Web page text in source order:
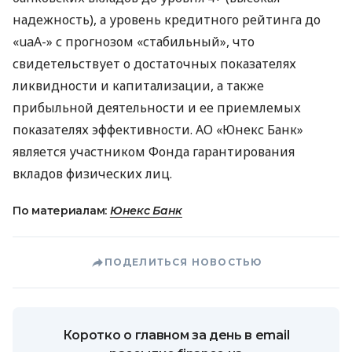
надежность), а уровень кредитного рейтинга до
«uaА-» с прогнозом «стабильный», что
свидетельствует о достаточных показателях
ликвидности и капитализации, а также
прибыльной деятельности и ее приемлемых
показателях эффективности. АО «Юнекс Банк»
является участником Фонда гарантирования
вкладов физических лиц.
По материалам: Юнекс Банк
ПОДЕЛИТЬСЯ НОВОСТЬЮ
Коротко о главном за день в email